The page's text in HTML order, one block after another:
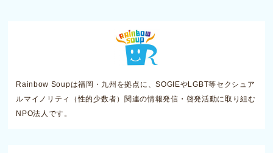
Rainbow Soupは福岡・九州を拠点に、SOGIEやLGBT等セクシュア
ルマイノリティ（性的少数者）関連の情報発信・啓発活動に取り組む
NPO法人です。